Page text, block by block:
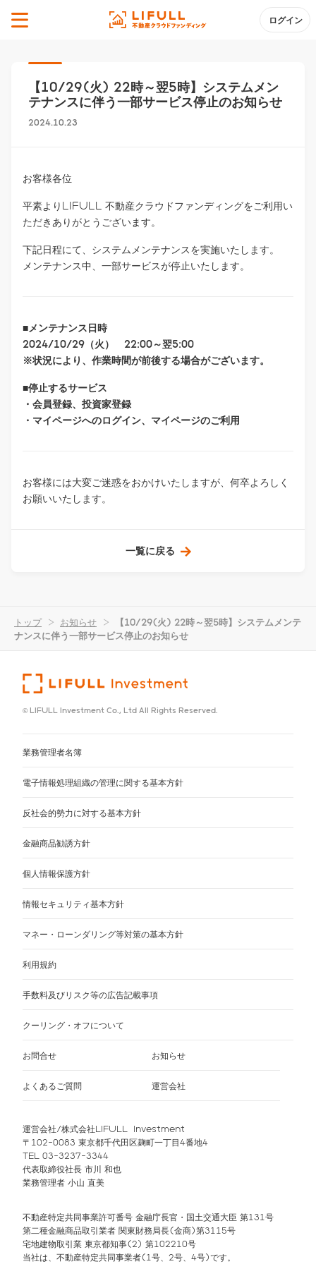
ログイン
【10/29(火) 22時～翌5時】システムメン
テナンスに伴う一部サービス停止のお知らせ
2024.10.23
お客様各位
平素よりLIFULL 不動産クラウドファンディングをご利用い
ただきありがとうございます。
下記日程にて、システムメンテナンスを実施いたします。
メンテナンス中、一部サービスが停止いたします。
■メンテナンス日時
2024/10/29（火） 22:00～翌5:00
※状況により、作業時間が前後する場合がございます。
■停止するサービス
・会員登録、投資家登録
・マイページへのログイン、マイページのご利用
お客様には大変ご迷惑をおかけいたしますが、何卒よろしく
お願いいたします。
一覧に戻る
トップ > お知らせ >
【10/29(火) 22時～翌5時】システムメンテ
ナンスに伴う一部サービス停止のお知らせ
© LIFULL Investment Co., Ltd All Rights Reserved.
業務管理者名簿
電子情報処理組織の管理に関する基本方針
反社会的勢力に対する基本方針
金融商品勧誘方針
個人情報保護方針
情報セキュリティ基本方針
マネー・ローンダリング等対策の基本方針
利用規約
手数料及びリスク等の広告記載事項
クーリング・オフについて
お問合せ お知らせ
よくあるご質問 運営会社
運営会社/株式会社LIFULL Investment
〒102-0083 東京都千代田区麹町一丁目4番地4
TEL 03-3237-3344
代表取締役社長 市川 和也
業務管理者 小山 直美
不動産特定共同事業許可番号 金融庁長官・国土交通大臣 第131号
第二種金融商品取引業者 関東財務局長(金商)第3115号
宅地建物取引業 東京都知事(2) 第102210号
当社は、不動産特定共同事業者(1号、2号、4号)です。